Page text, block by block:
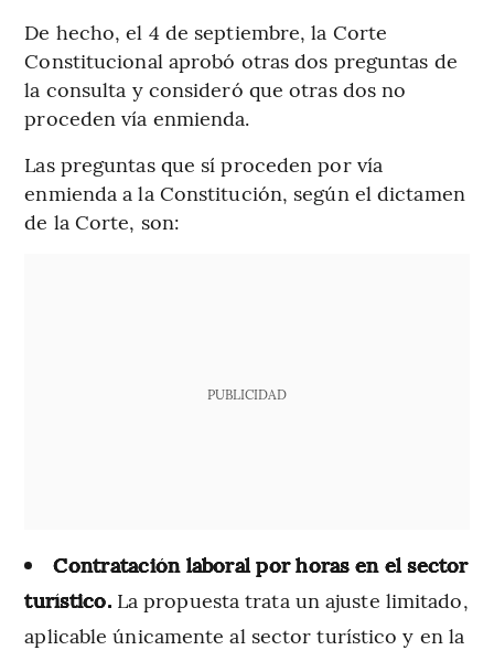
De hecho, el 4 de septiembre, la Corte
Constitucional aprobó otras dos preguntas de
la consulta y consideró que otras dos no
proceden vía enmienda.
Las preguntas que sí proceden por vía
enmienda a la Constitución, según el dictamen
de la Corte, son:
PUBLICIDAD
Contratación laboral por horas en el sector
turístico.La propuesta trata un ajuste limitado,
aplicable únicamente al sector turístico y en la